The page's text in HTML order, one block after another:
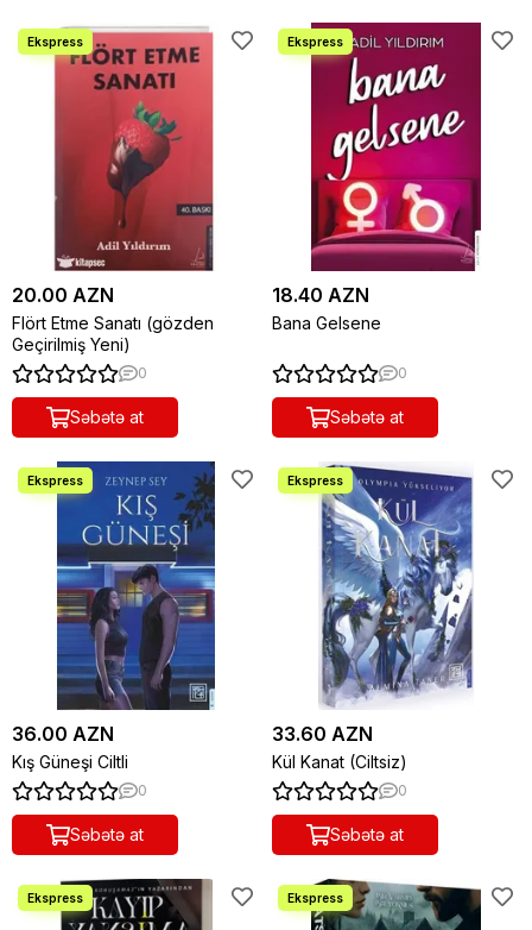
20.00 AZN
Flört Etme Sanatı (gözden
Geçirilmiş Yeni)
0
Səbətə at
18.40 AZN
Bana Gelsene
0
Səbətə at
36.00 AZN
Kış Güneşi Ciltli
0
Səbətə at
33.60 AZN
Kül Kanat (Ciltsiz)
0
Səbətə at